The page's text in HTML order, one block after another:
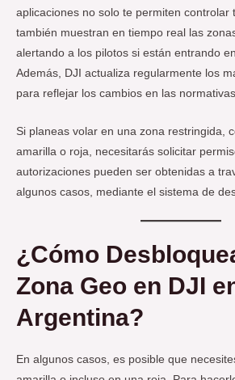
aplicaciones no solo te permiten controlar
también muestran en tiempo real las
alertando a los pilotos si están entrando
Además, DJI actualiza regularmente los
para reflejar los cambios en las
Si planeas volar en una zona restringida,
amarilla o roja, necesitarás solicitar
autorizaciones pueden ser obtenidas a
algunos casos, mediante el sistema de
¿Cómo
Zona Geo en DJI
Argentina?
En algunos casos, es posible que